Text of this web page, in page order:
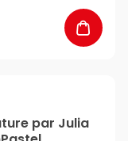
par Julia